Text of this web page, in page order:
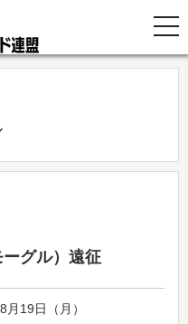
タイル
グル）遠征
19日（月）